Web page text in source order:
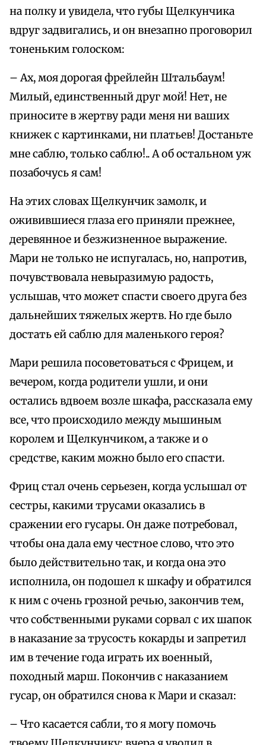
на полку и увидела, что губы Щелкунчика
вдруг задвигались, и он внезапно проговорил
тоненьким голоском:
– Ах, моя дорогая фрейлейн Штальбаум!
Милый, единственный друг мой! Нет, не
приносите в жертву ради меня ни ваших
книжек с картинками, ни платьев! Достаньте
мне саблю, только саблю!.. А об остальном уж
позабочусь я сам!
На этих словах Щелкунчик замолк, и
оживившиеся глаза его приняли прежнее,
деревянное и безжизненное выражение.
Мари не только не испугалась, но, напротив,
почувствовала невыразимую радость,
услышав, что может спасти своего друга без
дальнейших тяжелых жертв. Но где было
достать ей саблю для маленького героя?
Мари решила посоветоваться с Фрицем, и
вечером, когда родители ушли, и они
остались вдвоем возле шкафа, рассказала ему
все, что происходило между мышиным
королем и Щелкунчиком, а также и о
средстве, каким можно было его спасти.
Фриц стал очень серьезен, когда услышал от
сестры, какими трусами оказались в
сражении его гусары. Он даже потребовал,
чтобы она дала ему честное слово, что это
было действительно так, и когда она это
исполнила, он подошел к шкафу и обратился
к ним с очень грозной речью, закончив тем,
что собственными руками сорвал с их шапок
в наказание за трусость кокарды и запретил
им в течение года играть их военный,
походный марш. Покончив с наказанием
гусар, он обратился снова к Мари и сказал:
– Что касается сабли, то я могу помочь